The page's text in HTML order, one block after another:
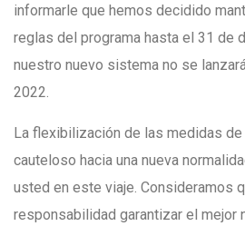
informarle que hemos decidido
reglas del programa hasta el 31 de
nuestro nuevo sistema no se
2022.
La flexibilización de las medidas
cauteloso hacia una nueva
usted en este viaje. Consideramos
responsabilidad garantizar el mejor